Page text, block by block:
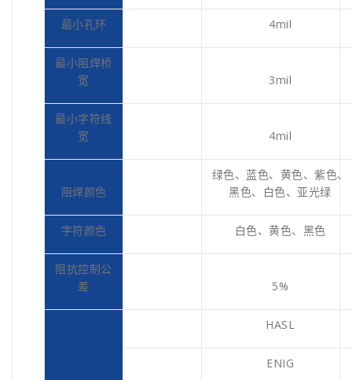
最小孔环 4mil
最小阻焊桥
宽
3mil
最小字符线
宽
4mil
阻焊颜色
绿色、蓝色、黄色、紫色、
黑色、白色、亚光绿
字符颜色 白色、黄色、黑色
阻抗控制公
差
5%
HASL
ENIG